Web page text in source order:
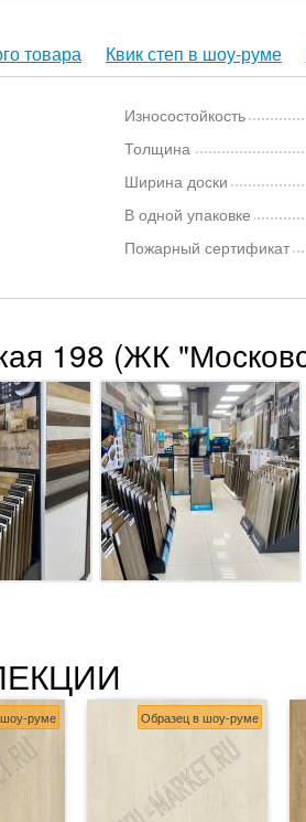
товара Квик степ в шоу-руме
Износостойкость
Толщина
Ширина доски
В одной упаковке
Пожарный сертификат
198 (ЖК
руме Образец в шоу-руме